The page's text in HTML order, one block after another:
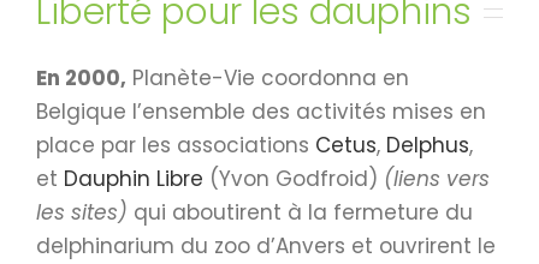
Liberté pour les dauphins
En 2000, Planète-Vie coordonna en
Belgique l’ensemble des activités mises en
place par les associations Cetus, Delphus,
et Dauphin Libre (Yvon Godfroid) (liens vers
les sites) qui aboutirent à la fermeture du
delphinarium du zoo d’Anvers et ouvrirent le